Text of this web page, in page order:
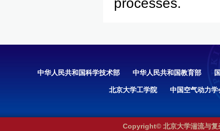
processes.
中华人民共和国科学技术部 中华人民共和国教育部
北京大学工学院 中国空气动力学
Copyright© 北京大学湍流与